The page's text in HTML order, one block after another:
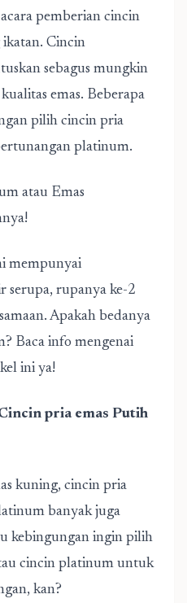
pemberian cincin
ikatan. Cincin
sebagus mungkin
emas. Beberapa
pilih cincin pria
platinum.
mempunyai
serupa, rupanya ke-2
Apakah bedanya
Baca info mengenai
ini ya!
pria emas Putih
kuning, cincin pria
banyak juga
kebingungan ingin pilih
cincin platinum untuk
kan?